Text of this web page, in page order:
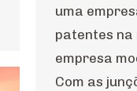
uma
patentes na
empresa
Com as